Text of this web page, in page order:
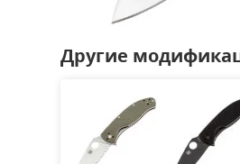
Другие